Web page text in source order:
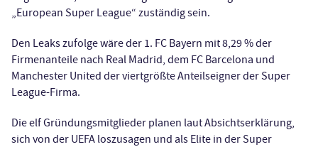
„European Super League“ zuständig sein.
Den Leaks zufolge wäre der 1. FC Bayern mit 8,29 % der
Firmenanteile nach Real Madrid, dem FC Barcelona und
Manchester United der viertgrößte Anteilseigner der Super
League-Firma.
Die elf Gründungsmitglieder planen laut Absichtserklärung,
sich von der UEFA loszusagen und als Elite in der Super